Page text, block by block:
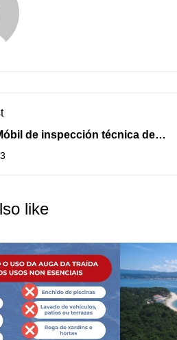
de inspección técnica de
na Guarda no mes de maio
like